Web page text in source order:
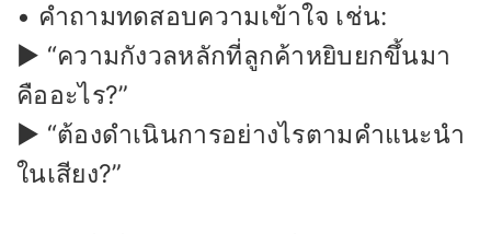
• คำถามทดสอบความเข้าใจ เช่น:
▶ “ความกังวลหลักที่ลูกค้าหยิบยกขึ้นมา
คืออะไร?”
▶ “ต้องดำเนินการอย่างไรตามคำแนะนำ
ในเสียง?”